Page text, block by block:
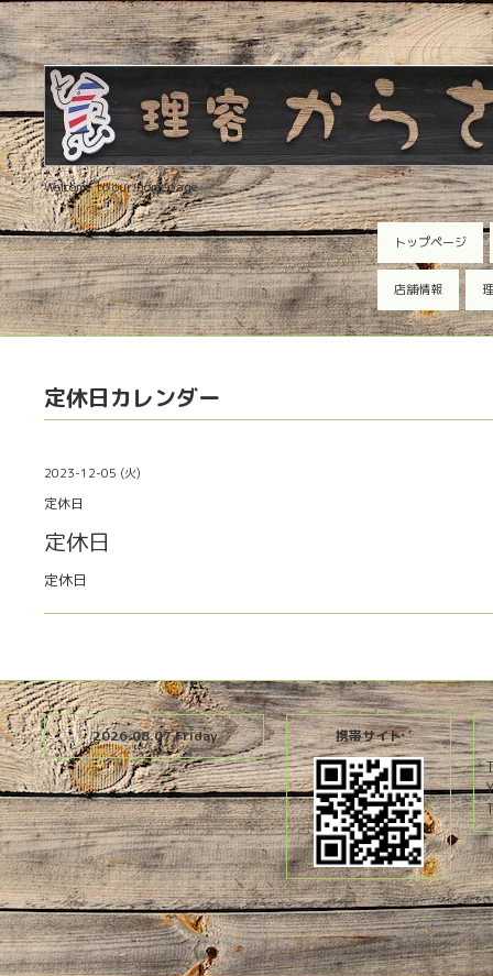
Welcome to our homepage
トップページ
店舗情報
定休日カレンダー
2023-12-05 (火)
定休日
定休日
定休日
2026.08.07 Friday 携帯サイト